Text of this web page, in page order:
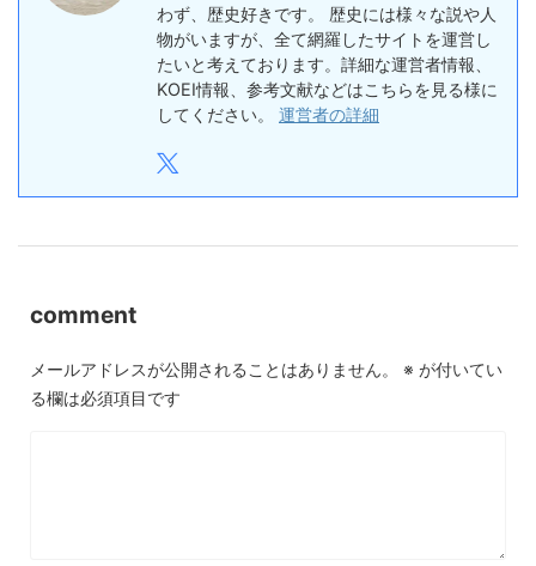
わず、歴史好きです。 歴史には様々な説や人
物がいますが、全て網羅したサイトを運営し
たいと考えております。詳細な運営者情報、
KOEI情報、参考文献などはこちらを見る様に
してください。 運営者の詳細
comment
メールアドレスが公開されることはありません。 ※ が付いてい
る欄は必須項目です